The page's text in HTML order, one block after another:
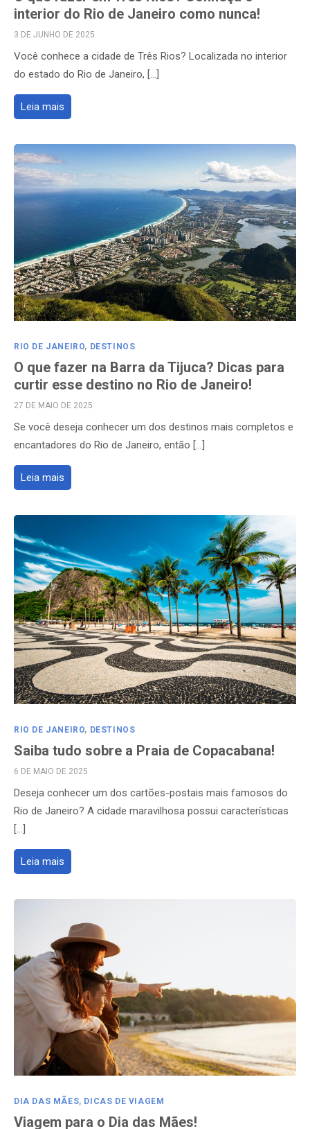
interior do Rio de Janeiro como nunca!
POSTED
3 DE JUNHO DE 2025
Você conhece a cidade de Três Rios? Localizada no interior
do estado do Rio de Janeiro, […]
Leia mais
RIO DE JANEIRO, DESTINOS
O que fazer na Barra da Tijuca? Dicas para
curtir esse destino no Rio de Janeiro!
POSTED
27 DE MAIO DE 2025
Se você deseja conhecer um dos destinos mais completos e
encantadores do Rio de Janeiro, então […]
Leia mais
RIO DE JANEIRO, DESTINOS
Saiba tudo sobre a Praia de Copacabana!
POSTED
6 DE MAIO DE 2025
Deseja conhecer um dos cartões-postais mais famosos do
Rio de Janeiro? A cidade maravilhosa possui características
[…]
Leia mais
DIA DAS MÃES, DICAS DE VIAGEM
Viagem para o Dia das Mães!